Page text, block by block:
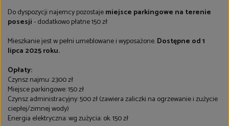
Do dyspozycji najemcy pozostajemiejsce parkingowe na terenie
posesji- dodatkowo płatne 150 zł
Mieszkanie jest w pełni umeblowane i wyposażone.Dostępne od 1
lipca 2025 roku.
Opłaty:
Czynsz najmu: 2300 zł
Miejsce parkingowe: 150 zł
Czynsz administracyjny: 500 zł (zawiera zaliczki na ogrzewanie i zużycie
ciepłej/zimnej wody)
Energia elektryczna: wg zużycia: ok. 150 zł